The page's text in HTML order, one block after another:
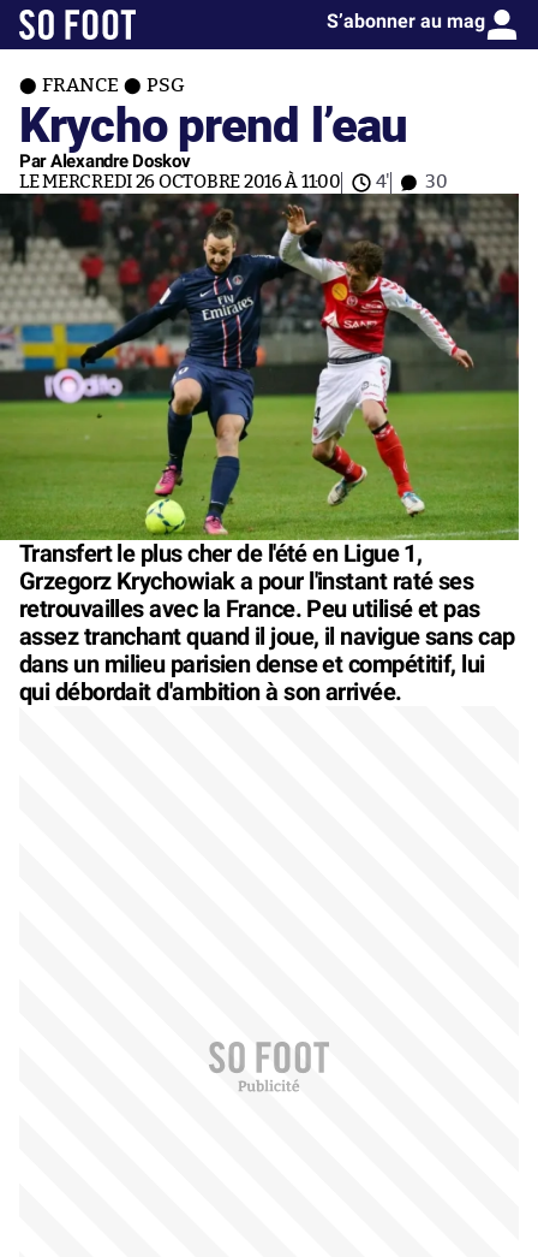
S’abonner au mag
FRANCE PSG
Krycho prend l’eau
Par Alexandre Doskov
LE MERCREDI 26 OCTOBRE 2016 À 11:00 4' 30
Transfert le plus cher de l'été en Ligue 1,
Grzegorz Krychowiak a pour l'instant raté ses
retrouvailles avec la France. Peu utilisé et pas
assez tranchant quand il joue, il navigue sans cap
dans un milieu parisien dense et compétitif, lui
qui débordait d'ambition à son arrivée.